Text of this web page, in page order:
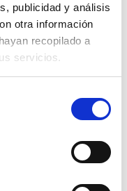
publicidad y análisis
otra información
recopilado a
servicios.